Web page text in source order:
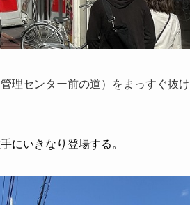
理センター前の道）
をまっすぐ抜け
にいきなり登場する。